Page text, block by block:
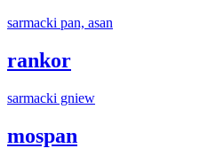
sarmacki pan, asan
rankor
sarmacki gniew
mospan